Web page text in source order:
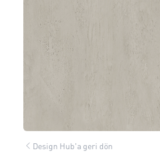
Design Hub'a geri dön